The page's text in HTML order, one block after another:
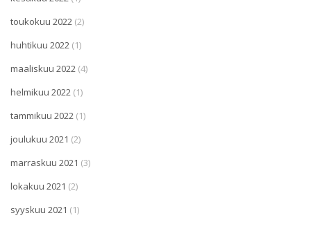
toukokuu 2022 (2)
huhtikuu 2022 (1)
maaliskuu 2022 (4)
helmikuu 2022 (1)
tammikuu 2022 (1)
joulukuu 2021 (2)
marraskuu 2021 (3)
lokakuu 2021 (2)
syyskuu 2021 (1)